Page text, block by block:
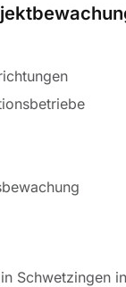
Schwetzingen